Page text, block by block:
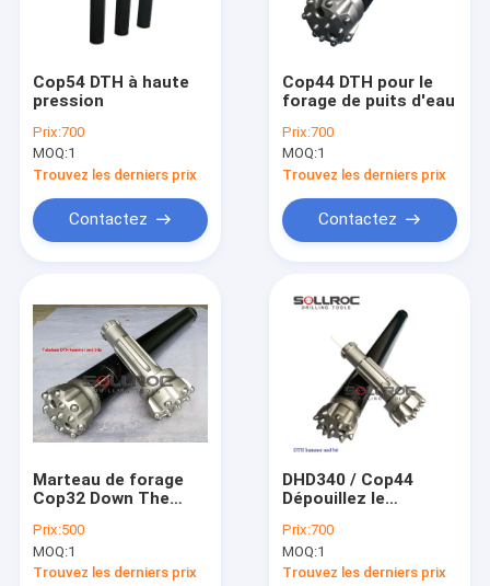
Cop54 DTH à haute
pression
Prix:700
MOQ:1
Trouvez les derniers prix
Contactez
Cop44 DTH pour le
forage de puits d'eau
Prix:700
MOQ:1
Trouvez les derniers prix
Contactez
Marteau de forage
Cop32 Down The
d'eau / forage de
sautage
Prix:500
MOQ:1
Trouvez les derniers prix
DHD340 / Cop44
Dépouillez le
Prix:700
MOQ:1
Trouvez les derniers prix